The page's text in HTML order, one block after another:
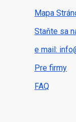
Mapa
Staňte sa
e mail:
Pre firmy
FAQ